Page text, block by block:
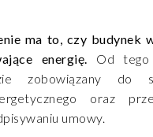
ma to, czy budynek
energię. Od tego
zobowiązany do
oraz
umowy.